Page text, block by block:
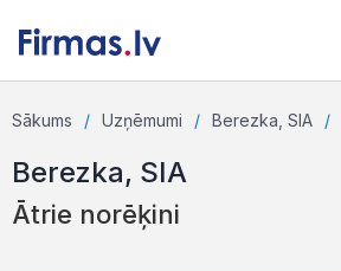
Sākums Uzņēmumi Berezka, SIA
Berezka, SIA
Ātrie norēķini